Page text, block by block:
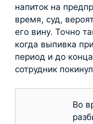
напиток на
время, суд,
его вину. Точно
когда выпивка
период и до
сотрудник
Во